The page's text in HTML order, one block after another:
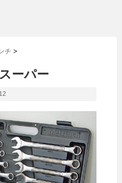
チ >
ーパー